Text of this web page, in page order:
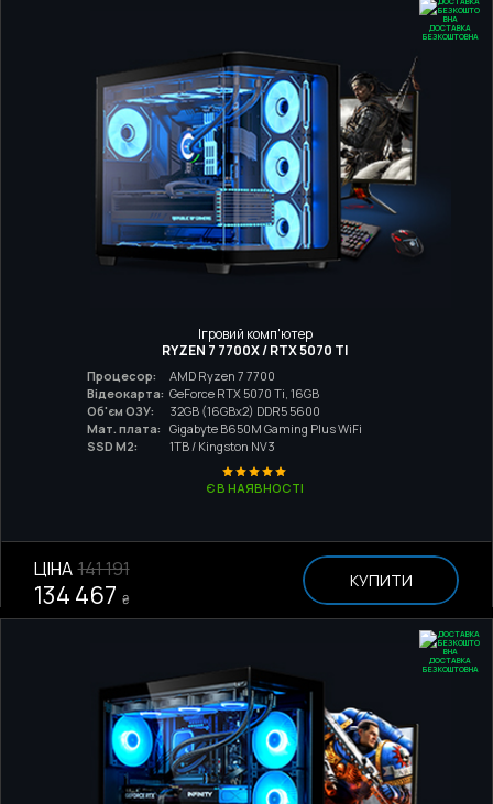
ДОСТАВКА
БЕЗКОШТОВНА
Ігровий комп'ютер
RYZEN 7 7700X / RTX 5070 TI
Процесор:
AMD Ryzen 7 7700
Відеокарта: GeForce RTX 5070 Ti, 16GB
Об'єм ОЗУ:
32GB (16GBx2) DDR5 5600
Мат. плата:
Gigabyte B650M Gaming Plus WiFi
SSD M2:
1TB / Kingston NV3
Є В НАЯВНОСТІ
ЦІНА 141 191
134 467 ₴
КУПИТИ
ДОСТАВКА
БЕЗКОШТОВНА